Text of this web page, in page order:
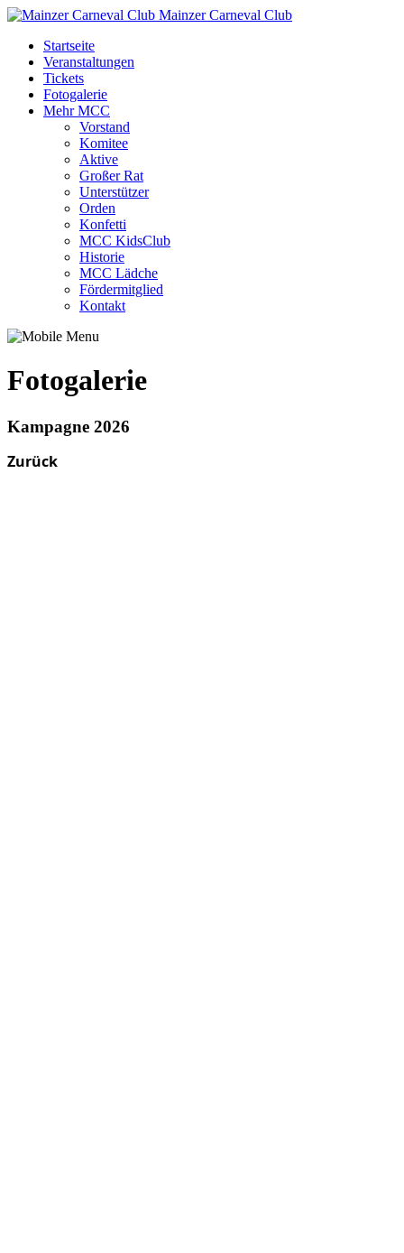
Mainzer Carneval Club
Startseite
Veranstaltungen
Tickets
Fotogalerie
Mehr MCC
Vorstand
Komitee
Aktive
Großer Rat
Unterstützer
Orden
Konfetti
MCC KidsClub
Historie
MCC Lädche
Fördermitglied
Kontakt
Fotogalerie
Kampagne 2026
Zurück